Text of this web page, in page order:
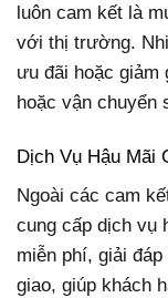
luôn cam kết là
với thị trường.
ưu đãi hoặc giảm
hoặc vận chuyển
Dịch Vụ Hậu Mãi
Ngoài các cam
cung cấp dịch vụ
miễn phí, giải
giao, giúp khách